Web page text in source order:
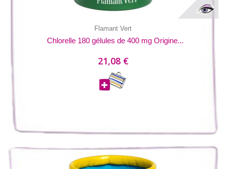
Flamant Vert
Chlorelle 180 gélules de 400 mg Origine...
21,08 €